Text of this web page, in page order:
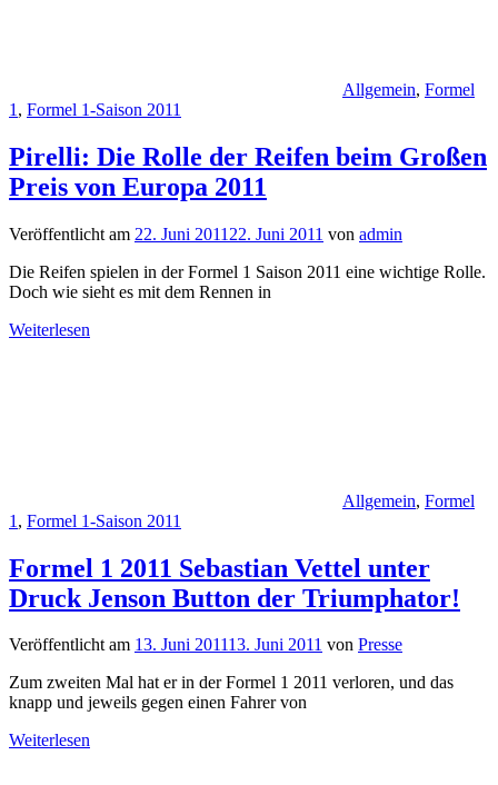
Allgemein, Formel
1 , Formel 1-Saison 2011
Pirelli: Die Rolle der Reifen beim Großen
Preis von Europa 2011
Veröffentlicht am 22. Juni 2011 22. Juni 2011 von admin
Die Reifen spielen in der Formel 1 Saison 2011 eine wichtige Rolle.
Doch wie sieht es mit dem Rennen in
Weiterlesen
Allgemein, Formel
1 , Formel 1-Saison 2011
Formel 1 2011 Sebastian Vettel unter
Druck Jenson Button der Triumphator!
Veröffentlicht am 13. Juni 201113. Juni 2011 von Presse
Zum zweiten Mal hat er in der Formel 1 2011 verloren, und das
knapp und jeweils gegen einen Fahrer von
Weiterlesen